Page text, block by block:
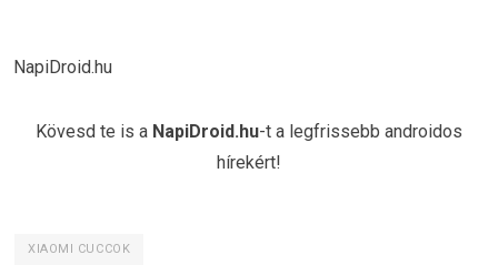
NapiDroid.hu
Kövesd te is a NapiDroid.hu-t a legfrissebb androidos
hírekért!
XIAOMI CUCCOK